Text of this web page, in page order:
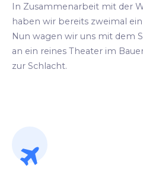
In Zusammenarbeit mit der
haben wir bereits zweimal
Nun wagen wir uns mit dem
an ein reines Theater im
zur Schlacht.